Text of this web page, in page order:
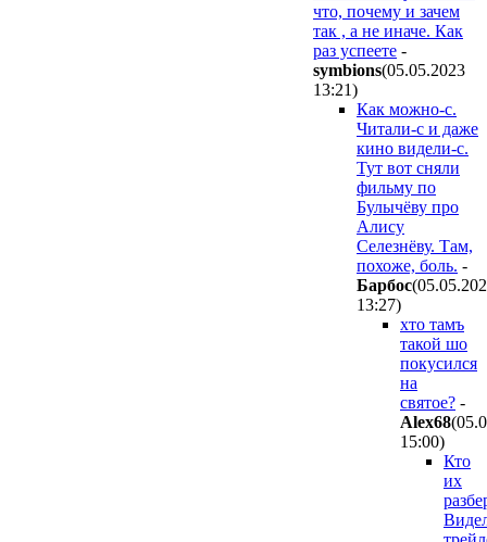
что, почему и зачем
так , а не иначе. Как
раз успеете -
symbions(05.05.2023
13:21)
Как можно-с.
Читали-с и даже
кино видели-с.
Тут вот сняли
фильму по
Булычёву про
Алису
Селезнёву. Там,
похоже, боль. -
Бapбoc
13:27)
хто тамъ
такой шо
покусился
на
святое? -
Alex68
15:00)
Кто
их